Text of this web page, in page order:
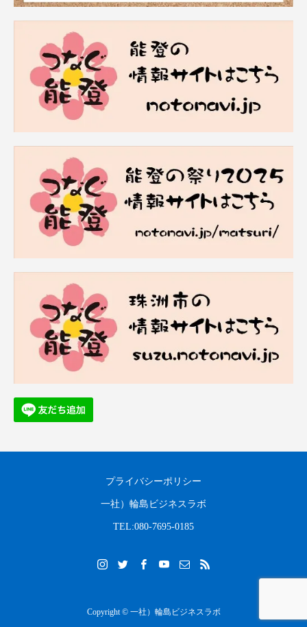
プライバシーポリシー
一社）輪島ビジネスラボ
TEL:080-7695-0185
Copyright © 一社）輪島ビジネスラボ